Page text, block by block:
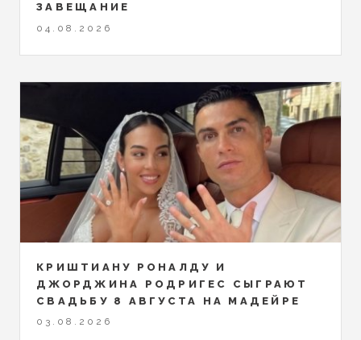
ЗАВЕЩАНИЕ
04.08.2026
КРИШТИАНУ РОНАЛДУ И
ДЖОРДЖИНА РОДРИГЕС СЫГРАЮТ
СВАДЬБУ 8 АВГУСТА НА МАДЕЙРЕ
03.08.2026